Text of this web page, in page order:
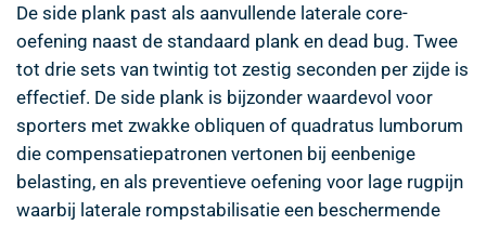
De side plank past als aanvullende laterale core-
oefening naast de standaard plank en dead bug. Twee
tot drie sets van twintig tot zestig seconden per zijde is
effectief. De side plank is bijzonder waardevol voor
sporters met zwakke obliquen of quadratus lumborum
die compensatiepatronen vertonen bij eenbenige
belasting, en als preventieve oefening voor lage rugpijn
waarbij laterale rompstabilisatie een beschermende